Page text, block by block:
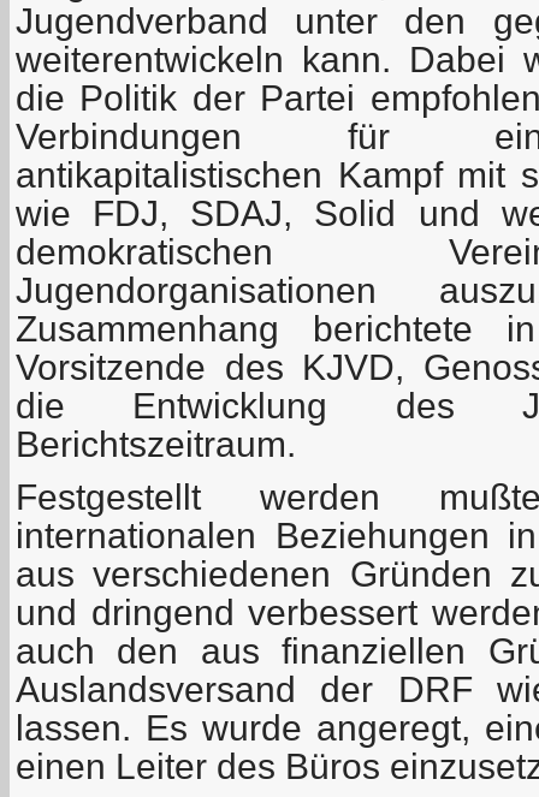
Jugendverband unter den
weiterentwickeln kann. Dabei
die Politik der Partei
Verbindungen für
antikapitalistischen Kampf mit
wie FDJ, SDAJ, Solid und
demokratischen
Jugendorganisationen
Zusammenhang berichtete
Vorsitzende des KJVD,
die Entwicklung des
Berichtszeitraum.
Festgestellt werden
internationalen Beziehungen
aus verschiedenen Gründen
und dringend verbessert
auch den aus finanziellen
Auslandsversand der DRF
lassen. Es wurde angeregt,
einen Leiter des Büros